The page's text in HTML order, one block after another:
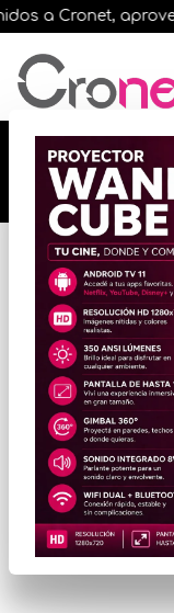
a Cronet,
🔥🔥🔥 12
comprando
Inicio
PLACAS
PLACAS MADRE